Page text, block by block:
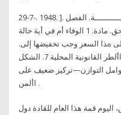
29-7-. 1948. ]. ﺑﺎب ﺗﻤﻬﻴـــــــــــــﺪي. -. أﺣﻜﺎم ﻋﺎﻣـــــــــــﺔ. اﻟﻔﺼﻞ
اﻷول. -. اﻟﻘﺎﻧﻮن وﺗﻄﺒﻴﻘﻪ. -1. اﻟﻘﺎﻧﻮن واﻟﺤﻖ. ﻣﺎدة. 1 اﻟﻮﻓﺎء أم ﻓﻲ أﻳﺔ ﺣﺎﻟﺔ
هﺬا اﻟﺴﻌﺮ وﺟﺐ ﺗﺨﻔﻴﻀﻬﺎ إﻟﻰ.
الفصل الثالث: دور القانون الدولي في األطر القانونية المحلية 7. الشكل
عوامل التوازن—تركيز ضعيف على
األمن .
قمة هذا العام للقادة دول